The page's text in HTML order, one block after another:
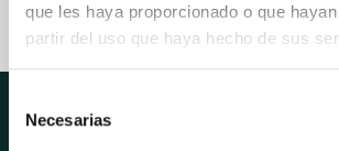
que les haya proporcionado o que
partir del uso que haya hecho de sus
Necesarias